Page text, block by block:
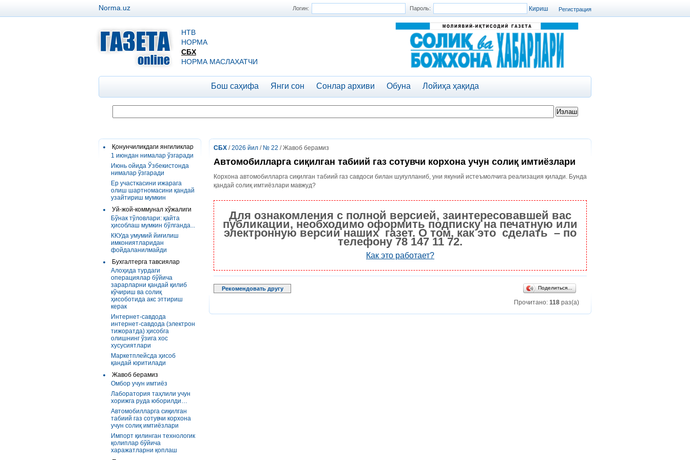
Регистрация
Логин: Пароль:
Norma.uz
НТВ
НОРМА
СБХ
НОРМА МАСЛАХАТЧИ
Бош саҳифа Янги сон Сонлар архиви Обуна Лойиҳа ҳақида
Қонунчиликдаги янгиликлар
1 июндан нималар ўзгаради
Июнь ойида Ўзбекистонда
нималар ўзгаради
Ер участкасини ижарага
олиш шартномасини қандай
узайтириш мумкин
Уй-жой-коммунал хўжалиги
Бўнак тўловлари: қайта
ҳисоблаш мумкин бўлганда...
ККУда умумий йиғилиш
имкониятларидан
фойдаланилмайди
Бухгалтерга тавсиялар
Алоҳида турдаги
операциялар бўйича
зарарларни қандай қилиб
кўчириш ва солиқ
ҳисоботида акс эттириш
керак
Интернет-савдода
интернет-савдода (электрон
тижоратда) ҳисобга
олишнинг ўзига хос
хусусиятлари
Маркетплейсда ҳисоб
қандай юритилади
Жавоб берамиз
Омбор учун имтиёз
Лаборатория таҳлили учун
хорижга руда юборилди…
Автомобилларга сиқилган
табиий газ сотувчи корхона
учун солиқ имтиёзлари
Импорт қилинган технологик
қолиплар бўйича
харажатларни қоплаш
СБХ /2026 йил / № 22 / Жавоб берамиз
Автомобилларга сиқилган табиий газ сотувчи корхона учун солиқ имтиёзлари
Корхона автомобилларга сиқилган табиий газ савдоси билан шуғулланиб, уни якуний истеъмолчига реализация қилади. Бунда
қандай солиқ имтиёзлари мавжуд?
Для ознакомления с полной версией, заинтересовавшей вас
публикации, необходимо оформить подписку на печатную или
электронную версии наших газет. О том, как это сделать – по
телефону 78 147 11 72.
Как это работает?
Рекомендовать другу Поделиться…
Прочитано: 118 раз(а)